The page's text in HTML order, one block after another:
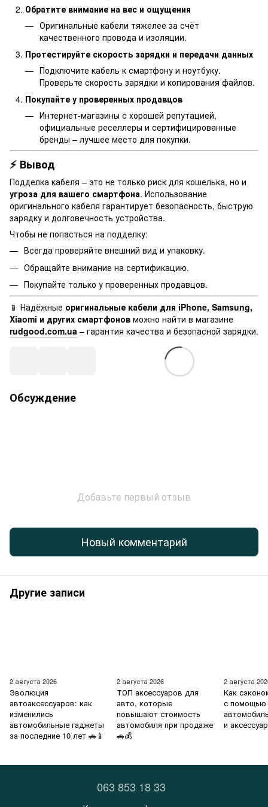
Обратите внимание на вес и ощущения
Оригинальные кабели тяжелее за счёт
качественного провода и изоляции.
Протестируйте скорость зарядки и передачи данных
Подключите кабель к смартфону и ноутбуку.
Проверьте скорость зарядки и копирования файлов.
Покупайте у проверенных продавцов
Интернет-магазины с хорошей репутацией,
официальные реселлеры и сертифицированные
бренды – лучшее место для покупки.
⚡ Вывод
Подделка кабеля – это не только риск для кошелька, но и
угроза для вашего смартфона. Использование
оригинального кабеля гарантирует безопасность, быструю
зарядку и долговечность устройства.
Чтобы не попасться на подделку:
Всегда проверяйте внешний вид и упаковку.
Обращайте внимание на сертификацию.
Покупайте только у проверенных продавцов.
📱 Надёжные оригинальные кабели для iPhone, Samsung,
Xiaomi и других смартфонов можно найти в магазине
rudgood.com.ua – гарантия качества и безопасной зарядки.
Обсуждение
Добавьте первый отзыв
Новый комментарий
Другие записи
2 августа 2026
Эволюция
автоаксессуаров: как
изменились
автомобильные гаджеты
за последние 10 лет 🚗📱
2 августа 2026
ТОП аксессуаров для
авто, которые
повышают стоимость
автомобиля при продаже
🚗💰
2 августа
Как
с помощью
и
063 853 18 33